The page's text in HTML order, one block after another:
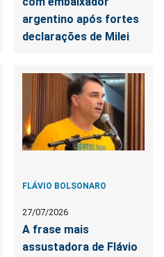
argentino após fortes
declarações de Milei
FLÁVIO BOLSONARO
27/07/2026
A frase mais
assustadora de Flávio